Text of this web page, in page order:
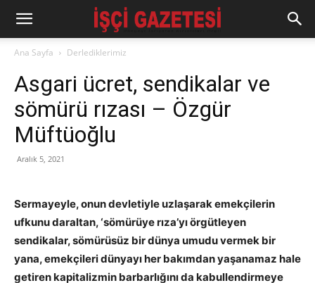
Ana Sayfa Derlediklerimiz
Asgari ücret, sendikalar ve
sömürü rızası – Özgür
Müftüoğlu
Aralık 5, 2021
Sermayeyle, onun devletiyle uzlaşarak emekçilerin
ufkunu daraltan, ‘sömürüye rıza’yı örgütleyen
sendikalar, sömürüsüz bir dünya umudu vermek bir
yana, emekçileri dünyayı her bakımdan yaşanamaz hale
getiren kapitalizmin barbarlığını da kabullendirmeye